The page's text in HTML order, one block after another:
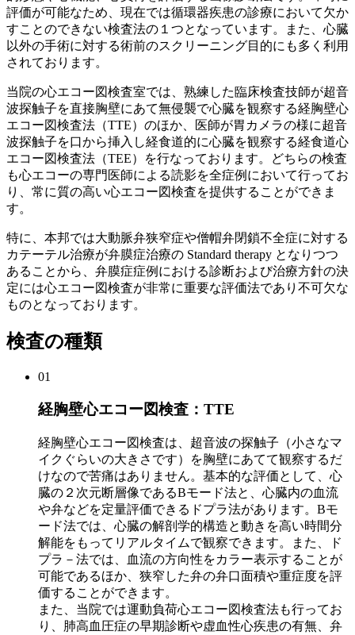
評価が可能なため、現在では循環器疾患の診療において欠か
すことのできない検査法の１つとなっています。また、心臓
以外の手術に対する術前のスクリーニング目的にも多く利用
されております。
当院の心エコー図検査室では、熟練した臨床検査技師が超音
波探触子を直接胸壁にあて無侵襲で心臓を観察する経胸壁心
エコー図検査法（TTE）のほか、医師が胃カメラの様に超音
波探触子を口から挿入し経食道的に心臓を観察する経食道心
エコー図検査法（TEE）を行なっております。どちらの検査
も心エコーの専門医師による読影を全症例において行ってお
り、常に質の高い心エコー図検査を提供することができま
す。
特に、本邦では大動脈弁狭窄症や僧帽弁閉鎖不全症に対する
カテーテル治療が弁膜症治療の Standard therapy となりつつ
あることから、弁膜症症例における診断および治療方針の決
定には心エコー図検査が非常に重要な評価法であり不可欠な
ものとなっております。
検査の種類
01
経胸壁心エコー図検査：TTE
経胸壁心エコー図検査は、超音波の探触子（小さなマ
イクぐらいの大きさです）を胸壁にあてて観察するだ
けなので苦痛はありません。基本的な評価として、心
臓の２次元断層像であるBモード法と、心臓内の血流
や弁などを定量評価できるドプラ法があります。Bモ
ード法では、心臓の解剖学的構造と動きを高い時間分
解能をもってリアルタイムで観察できます。また、ド
プラ－法では、血流の方向性をカラー表示することが
可能であるほか、狭窄した弁の弁口面積や重症度を評
価することができます。
また、当院では運動負荷心エコー図検査法も行ってお
り、肺高血圧症の早期診断や虚血性心疾患の有無、弁